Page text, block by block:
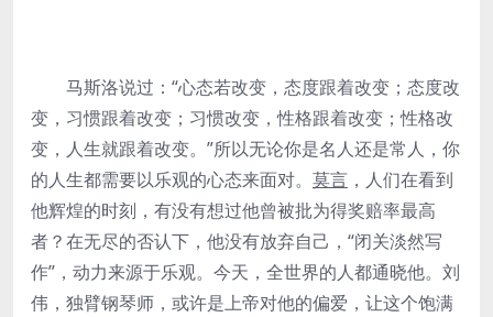
马斯洛说过：“心态若改变，态度跟着改变；态度改
变，习惯跟着改变；习惯改变，性格跟着改变；性格改
变，人生就跟着改变。”所以无论你是名人还是常人，你
的人生都需要以乐观的心态来面对。 莫言 ，人们在看到
他辉煌的时刻，有没有想过他曾被批为得奖赔率最高
者？在无尽的否认下，他没有放弃自己，“闭关淡然写
作”，动力来源于乐观。今天，全世界的人都通晓他。刘
伟，独臂钢琴师，或许是上帝对他的偏爱，让这个饱满